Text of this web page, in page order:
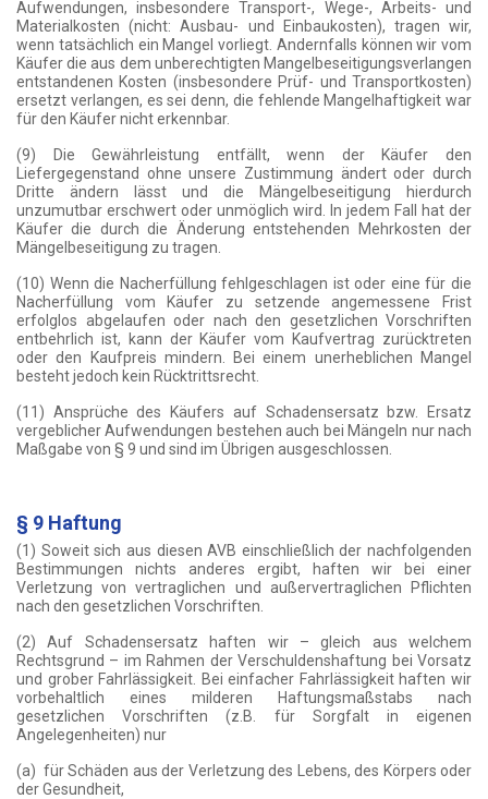
Aufwendungen, insbesondere Transport-, Wege-, Arbeits- und
Materialkosten (nicht: Ausbau- und Einbaukosten), tragen wir,
wenn tatsächlich ein Mangel vorliegt. Andernfalls können wir vom
Käufer die aus dem unberechtigten Mangelbeseitigungsverlangen
entstandenen Kosten (insbesondere Prüf- und Transportkosten)
ersetzt verlangen, es sei denn, die fehlende Mangelhaftigkeit war
für den Käufer nicht erkennbar.
(9) Die Gewährleistung entfällt, wenn der Käufer den
Liefergegenstand ohne unsere Zustimmung ändert oder durch
Dritte ändern lässt und die Mängelbeseitigung hierdurch
unzumutbar erschwert oder unmöglich wird. In jedem Fall hat der
Käufer die durch die Änderung entstehenden Mehrkosten der
Mängelbeseitigung zu tragen.
(10) Wenn die Nacherfüllung fehlgeschlagen ist oder eine für die
Nacherfüllung vom Käufer zu setzende angemessene Frist
erfolglos abgelaufen oder nach den gesetzlichen Vorschriften
entbehrlich ist, kann der Käufer vom Kaufvertrag zurücktreten
oder den Kaufpreis mindern. Bei einem unerheblichen Mangel
besteht jedoch kein Rücktrittsrecht.
(11) Ansprüche des Käufers auf Schadensersatz bzw. Ersatz
vergeblicher Aufwendungen bestehen auch bei Mängeln nur nach
Maßgabe von § 9 und sind im Übrigen ausgeschlossen.
§ 9 Haftung
(1) Soweit sich aus diesen AVB einschließlich der nachfolgenden
Bestimmungen nichts anderes ergibt, haften wir bei einer
Verletzung von vertraglichen und außervertraglichen Pflichten
nach den gesetzlichen Vorschriften.
(2) Auf Schadensersatz haften wir – gleich aus welchem
Rechtsgrund – im Rahmen der Verschuldenshaftung bei Vorsatz
und grober Fahrlässigkeit. Bei einfacher Fahrlässigkeit haften wir
vorbehaltlich eines milderen Haftungsmaßstabs nach
gesetzlichen Vorschriften (z.B. für Sorgfalt in eigenen
Angelegenheiten) nur
(a) für Schäden aus der Verletzung des Lebens, des Körpers oder
der Gesundheit,